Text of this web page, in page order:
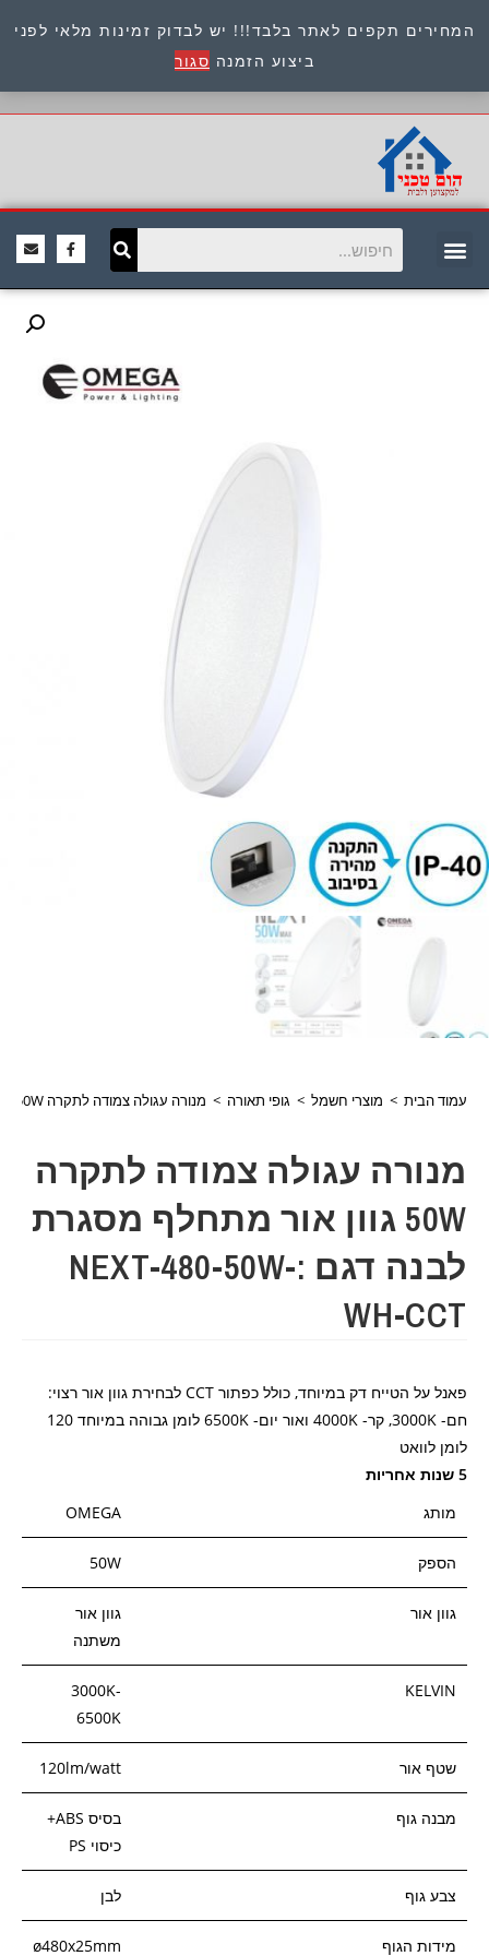
המחירים תקפים לאתר בלבד!!! יש לבדוק זמינות מלאי לפני
ביצוע הזמנה סגור
כתובת : היוזמים 9 אור יהודה שירות לקוחות 054-
8945722
עמוד הבית > מוצרי חשמל > גופי תאורה > מנורה עגולה צמודה לתקרה 50W גוון אור מתחלף מסגרת לבנה דגם :NEXT-480-50W-WH-CCT
מנורה עגולה צמודה לתקרה
50W גוון אור מתחלף מסגרת
לבנה דגם :NEXT-480-50W-
WH-CCT
פאנל על הטייח דק במיוחד, כולל כפתור CCT לבחירת גוון אור רצוי:
חם- 3000K, קר- 4000K ואור יום- 6500K לומן גבוהה במיוחד 120
לומן לוואט
5 שנות אחריות
מותג
OMEGA
הספק 50W
גוון אור
גוון אור
משתנה
KELVIN
3000K-
6500K
שטף אור 120lm/watt
מבנה גוף
בסיס ABS+
כיסוי PS
צבע גוף לבן
מידות הגוף ø480x25mm